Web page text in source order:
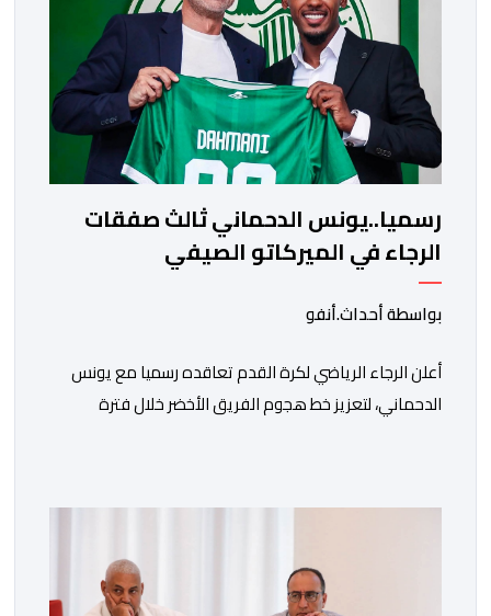
رسميا..يونس الدحماني ثالث صفقات
الرجاء في الميركاتو الصيفي
بواسطة أحداث.أنفو
أعلن الرجاء الرياضي لكرة القدم تعاقده رسميا مع يونس
الدحماني، لتعزيز خط هجوم الفريق الأخضر خلال فترة
الطاقم التقني للرجاء لتقديم الإضافة المرجوة في
أداء لافت قدمه اللاعب برفقة اتحاد […]